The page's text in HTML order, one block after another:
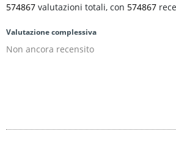
574867 valutazioni totali, con 574867
Valutazione complessiva
Non ancora recensito